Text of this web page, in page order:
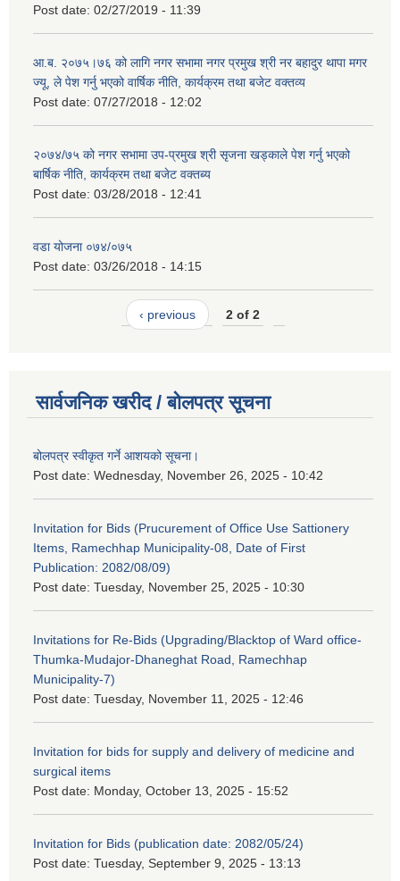
Post date: 02/27/2019 - 11:39
आ.ब. २०७५।७६ को लागि नगर सभामा नगर प्रमुख श्री नर बहादुर थापा मगर
ज्यू, ले पेश गर्नु भएको वार्षिक नीति, कार्यक्रम तथा बजेट वक्तव्य
Post date: 07/27/2018 - 12:02
२०७४/७५ को नगर सभामा उप-प्रमुख श्री सृजना खड्काले पेश गर्नु भएको
बार्षिक नीति, कार्यक्रम तथा बजेट वक्तब्य
Post date: 03/28/2018 - 12:41
वडा योजना ०७४/०७५
Post date: 03/26/2018 - 14:15
‹ previous 2 of 2
सार्वजनिक खरीद / बोलपत्र सूचना
बोलपत्र स्वीकृत गर्ने आशयको सूचना।
Post date: Wednesday, November 26, 2025 - 10:42
Invitation for Bids (Prucurement of Office Use Sattionery
Items, Ramechhap Municipality-08, Date of First
Publication: 2082/08/09)
Post date: Tuesday, November 25, 2025 - 10:30
Invitations for Re-Bids (Upgrading/Blacktop of Ward office-
Thumka-Mudajor-Dhaneghat Road, Ramechhap
Municipality-7)
Post date: Tuesday, November 11, 2025 - 12:46
Invitation for bids for supply and delivery of medicine and
surgical items
Post date: Monday, October 13, 2025 - 15:52
Invitation for Bids (publication date: 2082/05/24)
Post date: Tuesday, September 9, 2025 - 13:13